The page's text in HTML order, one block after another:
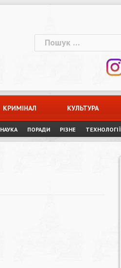
Пошук:
КРИМІНАЛ КУЛЬТУРА
НАУКА ПОРАДИ РІЗНЕ ТЕХНОЛОГІЇ